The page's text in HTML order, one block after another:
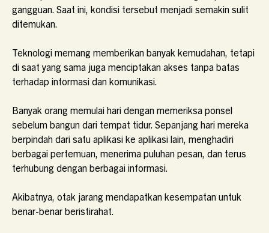
gangguan. Saat ini, kondisi tersebut menjadi semakin sulit
ditemukan.
Teknologi memang memberikan banyak kemudahan, tetapi
di saat yang sama juga menciptakan akses tanpa batas
terhadap informasi dan komunikasi.
Banyak orang memulai hari dengan memeriksa ponsel
sebelum bangun dari tempat tidur. Sepanjang hari mereka
berpindah dari satu aplikasi ke aplikasi lain, menghadiri
berbagai pertemuan, menerima puluhan pesan, dan terus
terhubung dengan berbagai informasi.
Akibatnya, otak jarang mendapatkan kesempatan untuk
benar-benar beristirahat.